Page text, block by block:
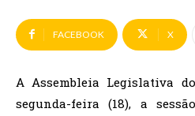
FACEBOOK X
A Assembleia Legislativa
segunda-feira (18), a